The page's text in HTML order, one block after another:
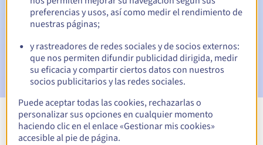
Email el día del vencimientopara notificar la suspensión
del nombre de dominio
Email tras el periodo de gracia de redenciónpara
notificar la eliminación del nombre de dominio
Ver todas las extensiones
preferencias y usos, así como medir el rendimiento de
nuestras páginas;
y rastreadores de redes sociales y de socios externos:
que nos permiten difundir publicidad dirigida, medir
su eficacia y compartir ciertos datos con nuestros
socios publicitarios y las redes sociales.
Puede aceptar todas las cookies, rechazarlas o
personalizar sus opciones en cualquier momento
haciendo clic en el enlace «Gestionar mis cookies»
accesible al pie de página.